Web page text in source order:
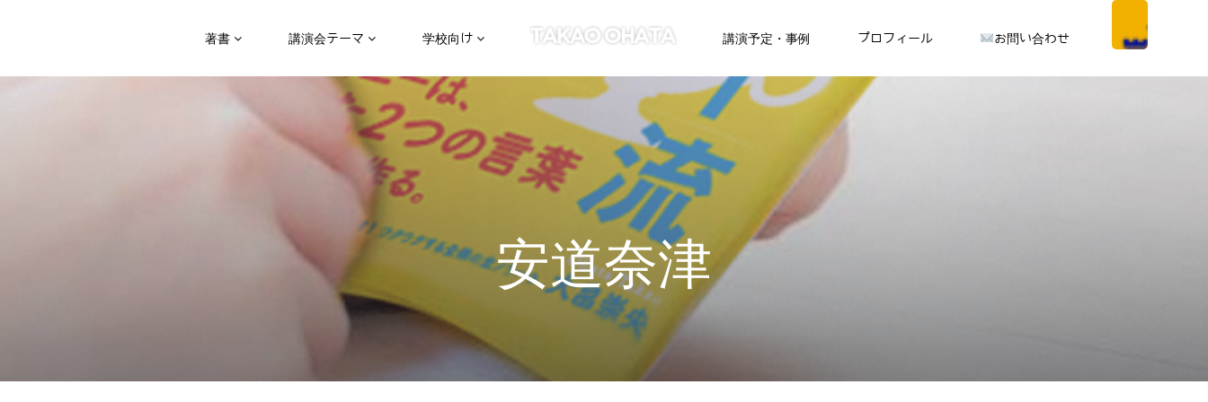
著書 講演会テーマ 学校向け 講演予定・事例 プロフィール お問い合わせ
安道奈津